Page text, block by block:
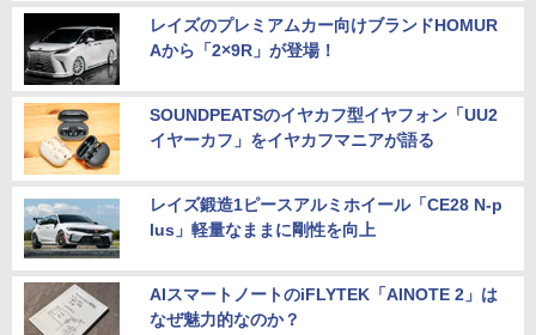
レイズのプレミアムカー向けブランドHOMUR
Aから「2×9R」が登場！
SOUNDPEATSのイヤカフ型イヤフォン「UU2
イヤーカフ」をイヤカフマニアが語る
レイズ鍛造1ピースアルミホイール「CE28 N-p
lus」軽量なままに剛性を向上
AIスマートノートのiFLYTEK「AINOTE 2」は
なぜ魅力的なのか？